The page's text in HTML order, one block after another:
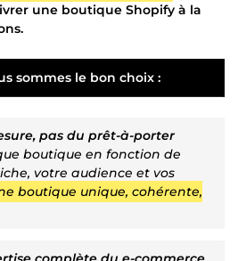
une boutique Shopify à la
sommes le bon choix :
pas du prêt-à-porter
boutique en fonction de
votre audience et vos
boutique unique, cohérente,